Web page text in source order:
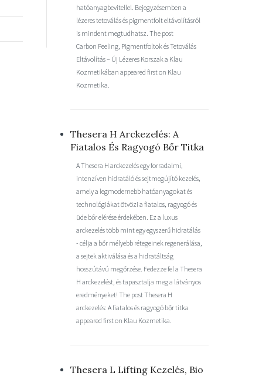
hatóanyagbevitellel. Bejegyzésemben a
lézeres tetoválás és pigmentfolt eltávolításról
is mindent megtudhatsz. The post
Carbon Peeling, Pigmentfoltok és Tetoválás
Eltávolítás – Új Lézeres Korszak a Klau
Kozmetikában appeared first on Klau
Kozmetika.
Thesera H Arckezelés: A
Fiatalos És Ragyogó Bőr Titka
A Thesera H arckezelés egy forradalmi,
intenzíven hidratáló és sejtmegújító kezelés,
amely a legmodernebb hatóanyagokat és
technológiákat ötvözi a fiatalos, ragyogó és
üde bőr elérése érdekében. Ez a luxus
arckezelés több mint egy egyszerű hidratálás
- célja a bőr mélyebb rétegeinek regenerálása,
a sejtek aktiválása és a hidratáltság
hosszútávú megőrzése. Fedezze fel a Thesera
H arckezelést, és tapasztalja meg a látványos
eredményeket! The post Thesera H
arckezelés: A fiatalos és ragyogó bőr titka
appeared first on Klau Kozmetika.
Thesera L Lifting Kezelés, Bio